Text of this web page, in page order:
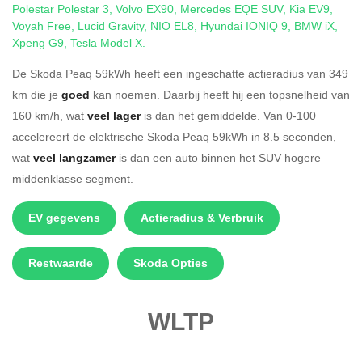
Polestar Polestar 3, Volvo EX90, Mercedes EQE SUV, Kia EV9,
Voyah Free, Lucid Gravity, NIO EL8, Hyundai IONIQ 9, BMW iX,
Xpeng G9, Tesla Model X.
De Skoda Peaq 59kWh heeft een ingeschatte actieradius van 349
km die je goed kan noemen. Daarbij heeft hij een topsnelheid van
160 km/h, wat veel lageris dan het gemiddelde. Van 0-100
accelereert de elektrische Skoda Peaq 59kWh in 8.5 seconden,
wat veel langzameris dan een auto binnen het SUV hogere
middenklasse segment.
EV gegevens Actieradius & Verbruik
Restwaarde Skoda Opties
WLTP